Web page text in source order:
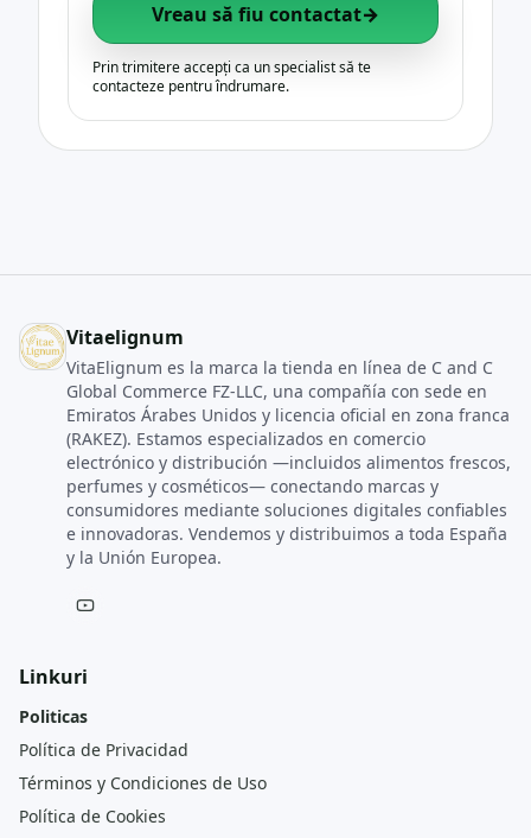
Vreau să fiu contactat→
Prin trimitere accepți ca un specialist să te
contacteze pentru îndrumare.
Vitaelignum
VitaElignum es la marca la tienda en línea de C and C
Global Commerce FZ‑LLC, una compañía con sede en
Emiratos Árabes Unidos y licencia oficial en zona franca
(RAKEZ). Estamos especializados en comercio
electrónico y distribución —incluidos alimentos frescos,
perfumes y cosméticos— conectando marcas y
consumidores mediante soluciones digitales confiables
e innovadoras. Vendemos y distribuimos a toda España
y la Unión Europea.
Linkuri
Politicas
Política de Privacidad
Términos y Condiciones de Uso
Política de Cookies